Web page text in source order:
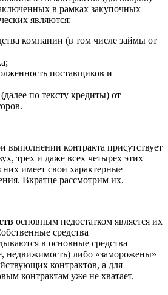
в рамках закупочных
являются:
компании (в том числе займы от
поставщиков и
по тексту кредиты) от
выполнении контракта присутствует
трех и даже всех четырех этих
имеет свои характерные
Вкратце рассмотрим их.
основным недостатком является их
средства
в основные средства
недвижимость) либо «заморожены»
контрактов, а для
контрактам уже не хватает.